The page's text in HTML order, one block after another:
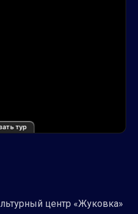
тур
центр «Жуковка»